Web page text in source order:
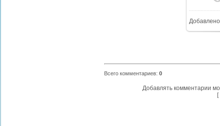
Добавлено
Всего комментариев: 0
Добавлять комментарии
[